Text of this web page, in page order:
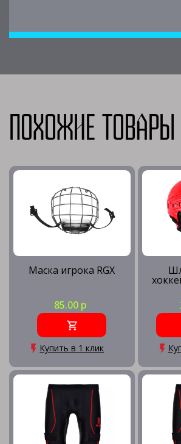
Похожие товары
Маска игрока RGX
85.00 р
Купить в 1 клик